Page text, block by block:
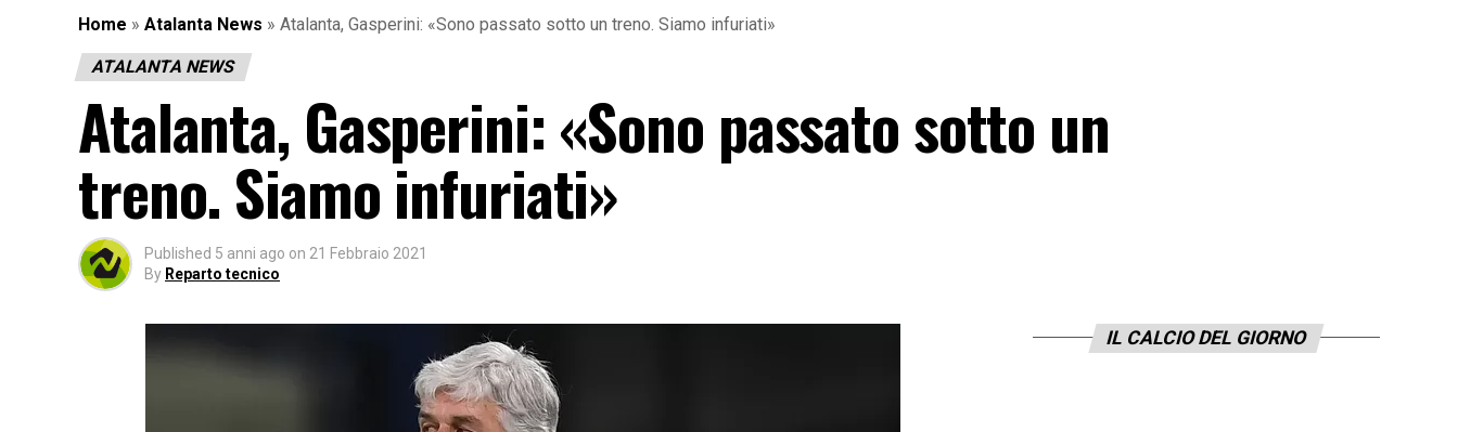
Home » Atalanta News » Atalanta, Gasperini: «Sono passato sotto un treno. Siamo infuriati»
ATALANTA NEWS
Atalanta, Gasperini: «Sono passato sotto un
treno. Siamo infuriati»
Published 5 anni ago on 21 Febbraio 2021
By Reparto tecnico
IL CALCIO DEL GIORNO